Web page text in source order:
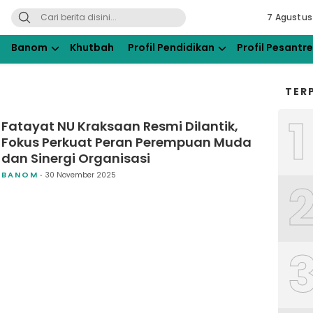
Ulama Kraksaan
7
Banom Khutbah Profil Pendidikan Profil
Fatayat NU Kraksaan Resmi Dilantik,
Fokus Perkuat Peran Perempuan Muda
dan Sinergi Organisasi
BANOM 30 November 2025
1